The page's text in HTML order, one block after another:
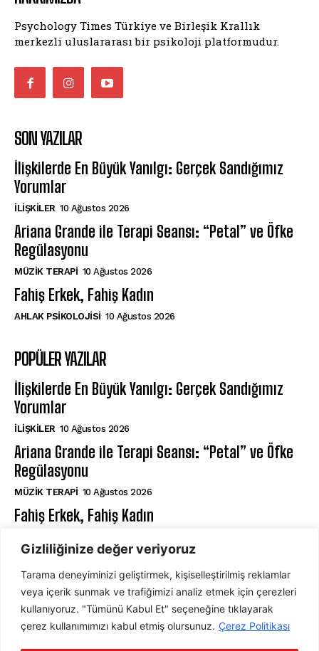
Gizliliğinize değer veriyoruz
Tarama deneyiminizi geliştirmek, kişiselleştirilmiş reklamlar
veya içerik sunmak ve trafiğimizi analiz etmek için çerezleri
kullanıyoruz. "Tümünü Kabul Et" seçeneğine tıklayarak
çerez kullanımımızı kabul etmiş olursunuz. Çerez Politikası
Psychology Times Türkiye ve Birleşik Krallık
merkezli uluslararası bir psikoloji platformudur.
SON YAZILAR
İlişkilerde En Büyük Yanılgı: Gerçek Sandığımız
Yorumlar
İLIŞKILER 10 Ağustos 2026
Ariana Grande ile Terapi Seansı: “Petal” ve Öfke
Regülasyonu
MÜZIK TERAPI 10 Ağustos 2026
Fahiş Erkek, Fahiş Kadın
AHLAK PSIKOLOJISI 10 Ağustos 2026
POPÜLER YAZILAR
İlişkilerde En Büyük Yanılgı: Gerçek Sandığımız
Yorumlar
İLIŞKILER 10 Ağustos 2026
Ariana Grande ile Terapi Seansı: “Petal” ve Öfke
Regülasyonu
MÜZIK TERAPI 10 Ağustos 2026
Fahiş Erkek, Fahiş Kadın
ABONE OL